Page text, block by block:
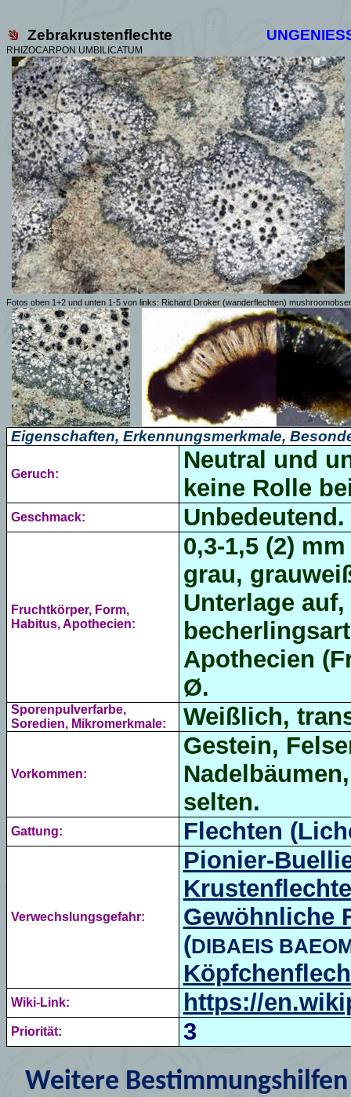
Zebrakrustenflechte
RHIZOCARPON UMBILICATUM
Fotos oben 1+2 und unten 1-5 von links: Richard Droker (wanderflechten)
Eigenschaften, Erkennungsmerkmale,
Geruch:
Neutral und
keine Rolle
Geschmack: Unbedeutend.
Fruchtkörper, Form,
Habitus, Apothecien:
0,3-1,5 (2)
grau,
Unterlage
Apothecien
Ø.
Sporenpulverfarbe,
Soredien, Mikromerkmale:
Weißlich,
Vorkommen:
Gestein,
selten.
Gattung: Flechten
Verwechslungsgefahr:
Pionier-
Krustenflechte
Gewöhnliche
(DIBAEIS
Wiki-Link: https://
Priorität: 3
Weitere